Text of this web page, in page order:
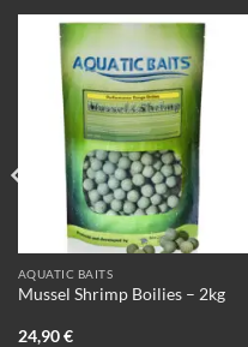
AQUATIC BAITS
Mussel Shrimp Boilies – 2kg
24,90€